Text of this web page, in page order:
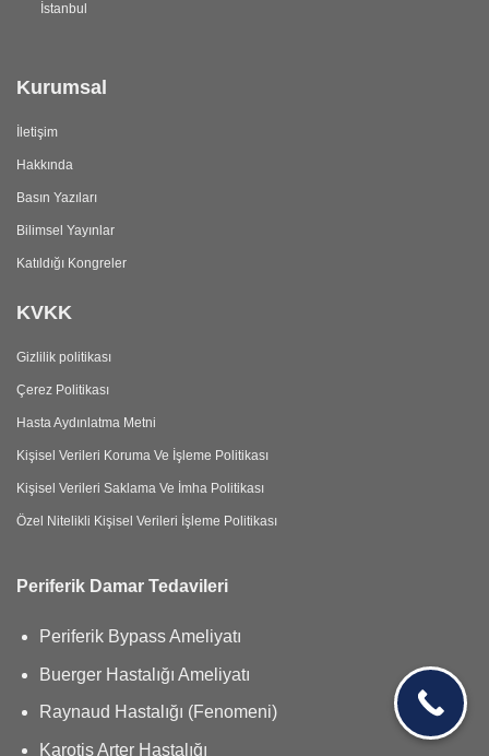
İstanbul
Kurumsal
İletişim
Hakkında
Basın Yazıları
Bilimsel Yayınlar
Katıldığı Kongreler
KVKK
Gizlilik politikası
Çerez Politikası
Hasta Aydınlatma Metni
Kişisel Verileri Koruma Ve İşleme Politikası
Kişisel Verileri Saklama Ve İmha Politikası
Özel Nitelikli Kişisel Verileri İşleme Politikası
Periferik Damar Tedavileri
Periferik Bypass Ameliyatı
Buerger Hastalığı Ameliyatı
Raynaud Hastalığı (Fenomeni)
Karotis Arter Hastalığı